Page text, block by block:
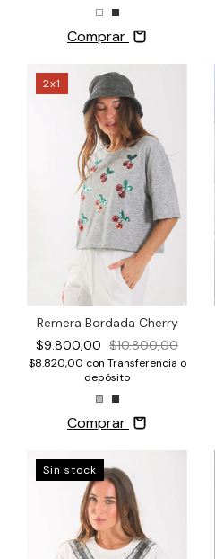
Comprar
2x1
Remera Bordada Cherry
$9.800,00 $10.800,00
$8.820,00 con Transferencia o
depósito
Comprar
Sin stock